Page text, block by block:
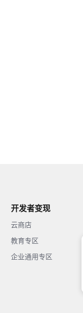
开发者变现
云商店
教育专区
企业通用专区